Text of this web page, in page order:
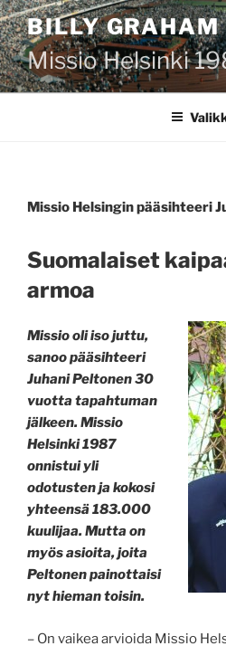
Siirry
sisältöönBILLY GRAHAM
Missio Helsinki
Missio Helsingin pääsihteeri
Suomalaiset
armoa
Missio oli iso juttu,
sanoo pääsihteeri
Juhani Peltonen 30
vuotta tapahtuman
jälkeen. Missio
Helsinki 1987
onnistui yli
odotusten ja kokosi
yhteensä 183.000
kuulijaa. Mutta on
myös asioita, joita
Peltonen painottaisi
nyt hieman toisin.
– On vaikea arvioida Missio